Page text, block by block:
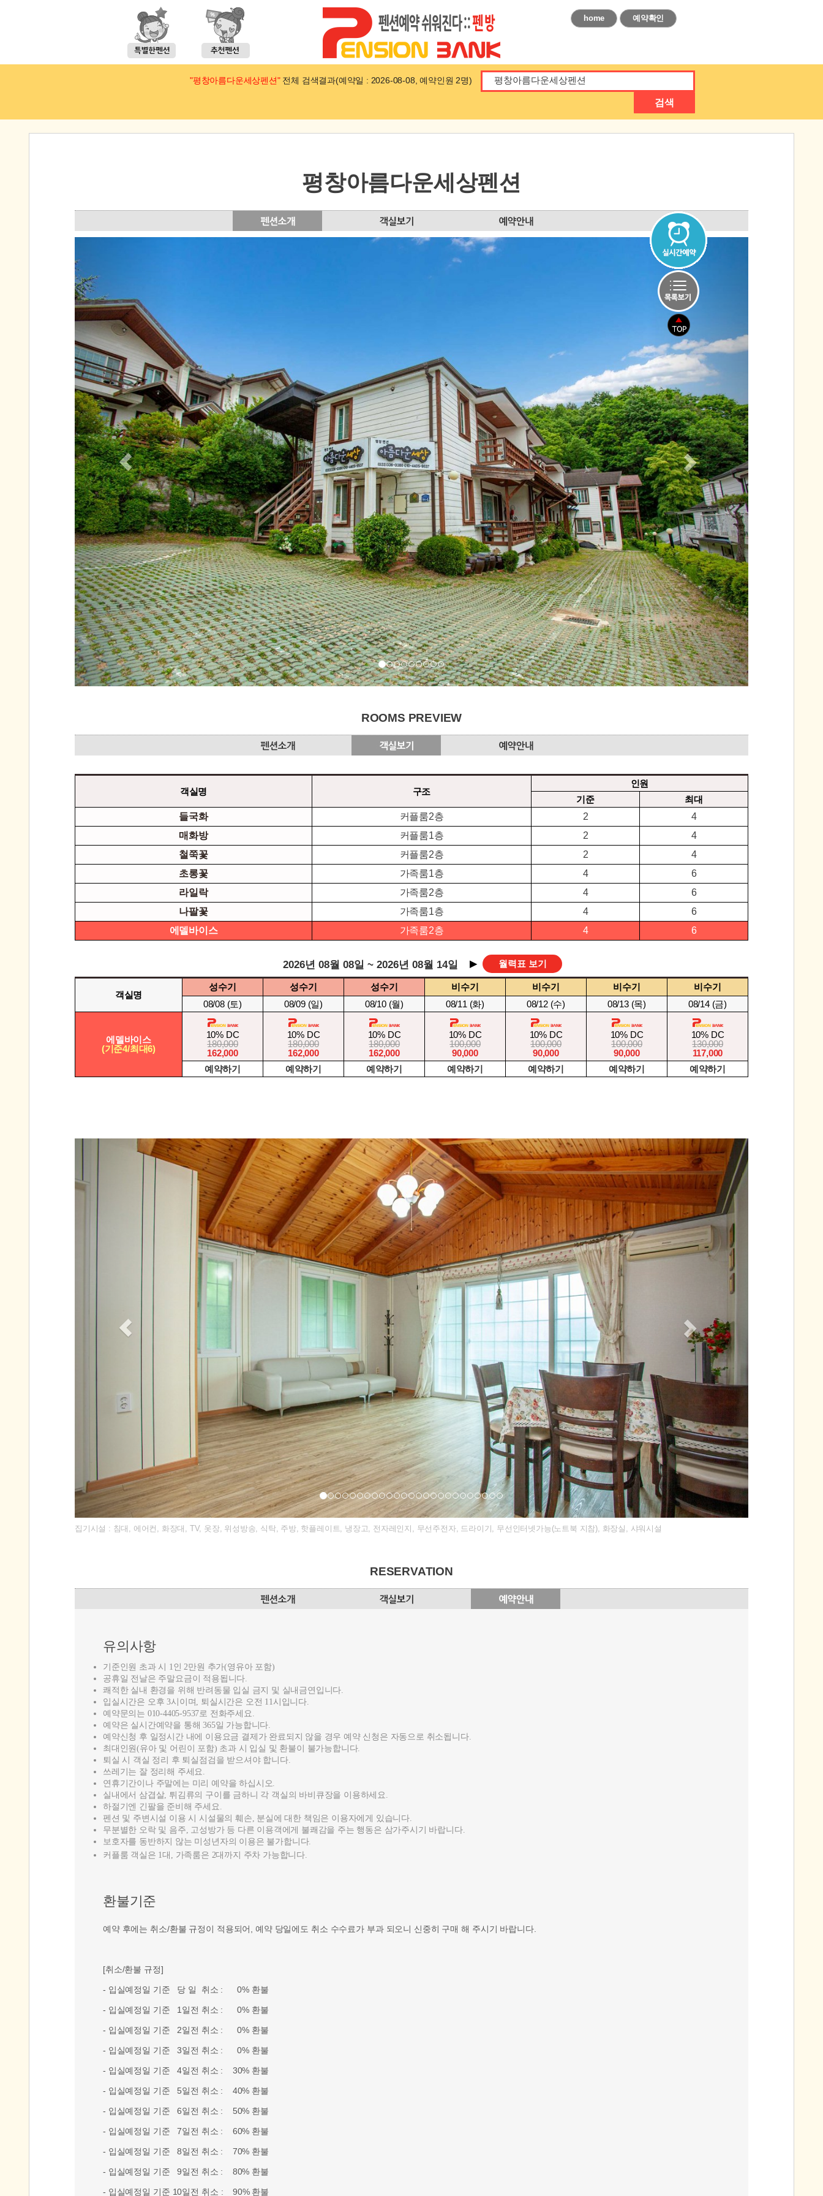
home 예약확인
"평창아름다운세상펜션"전체 검색결과(예약일 : 2026-08-08, 예약인원 2명)
검색
평창아름다운세상펜션
ROOMS PREVIEW
객실명 구조
인원
기준
최대
들국화
커플룸2층 2
4
매화방
커플룸1층 2
4
철쭉꽃
커플룸2층 2
4
초롱꽃
가족룸1층 4
6
라일락
가족룸2층 4
6
나팔꽃
가족룸1층 4
6
에델바이스
가족룸2층 4 6
집기시설 : 침대, 에어컨, 화장대, TV, 옷장, 위성방송, 식탁, 주방, 핫플레이트, 냉장고, 전자레인지, 무선주전자, 드라이기, 무선인터넷가능(노트북 지참), 화장실, 샤워시설
RESERVATION
유의사항
기준인원 초과 시 1인 2만원 추가(영유아 포함)
공휴일 전날은 주말요금이 적용됩니다.
쾌적한 실내 환경을 위해 반려동물 입실 금지 및 실내금연입니다.
입실시간은 오후 3시이며, 퇴실시간은 오전 11시입니다.
예약문의는 010-4405-9537로 전화주세요.
예약은 실시간예약을 통해 365일 가능합니다.
예약신청 후 일정시간 내에 이용요금 결제가 완료되지 않을 경우 예약 신청은 자동으로 취소됩니다.
최대인원(유아 및 어린이 포함) 초과 시 입실 및 환불이 불가능합니다.
퇴실 시 객실 정리 후 퇴실점검을 받으셔야 합니다.
쓰레기는 잘 정리해 주세요.
연휴기간이나 주말에는 미리 예약을 하십시오.
실내에서 삼겹살, 튀김류의 구이를 금하니 각 객실의 바비큐장을 이용하세요.
하절기엔 긴팔을 준비해 주세요.
펜션 및 주변시설 이용 시 시설물의 훼손, 분실에 대한 책임은 이용자에게 있습니다.
무분별한 오락 및 음주, 고성방가 등 다른 이용객에게 불쾌감을 주는 행동은 삼가주시기 바랍니다.
보호자를 동반하지 않는 미성년자의 이용은 불가합니다.
커플룸 객실은 1대, 가족룸은 2대까지 주차 가능합니다.
환불기준
예약 후에는 취소/환불 규정이 적용되어, 예약 당일에도 취소 수수료가 부과 되오니 신중히 구매 해 주시기 바랍니다.
[취소/환불 규정]
- 입실예정일 기준 당 일 취소 : 0% 환불
- 입실예정일 기준 1일전 취소 : 0% 환불
- 입실예정일 기준 2일전 취소 : 0% 환불
- 입실예정일 기준 3일전 취소 : 0% 환불
- 입실예정일 기준 4일전 취소 : 30% 환불
- 입실예정일 기준 5일전 취소 : 40% 환불
- 입실예정일 기준 6일전 취소 : 50% 환불
- 입실예정일 기준 7일전 취소 : 60% 환불
- 입실예정일 기준 8일전 취소 : 70% 환불
- 입실예정일 기준 9일전 취소 : 80% 환불
- 입실예정일 기준 10일전 취소 : 90% 환불